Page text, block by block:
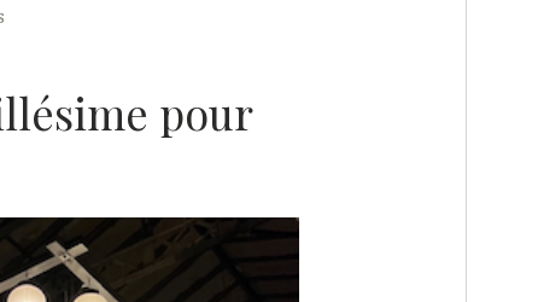
pour